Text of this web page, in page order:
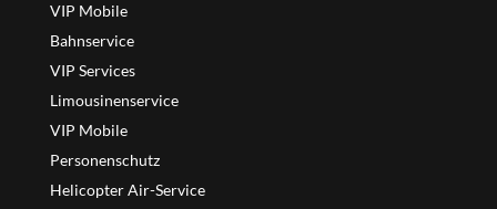
VIP Mobile
Bahnservice
VIP Services
Limousinenservice
VIP Mobile
Personenschutz
Helicopter Air-Service